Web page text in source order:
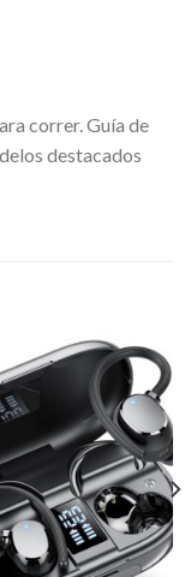
correr. Guía de
destacados